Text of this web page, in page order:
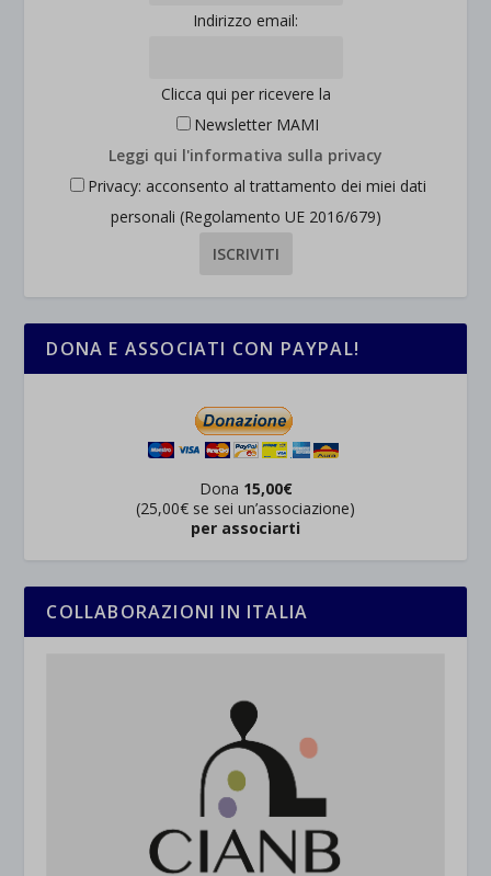
Indirizzo email:
Clicca qui per ricevere la
Newsletter MAMI
Leggi qui l'informativa sulla privacy
Privacy: acconsento al trattamento dei miei dati
personali (Regolamento UE 2016/679)
DONA E ASSOCIATI CON PAYPAL!
Dona 15,00€
(25,00€ se sei un’associazione)
per associarti
COLLABORAZIONI IN ITALIA